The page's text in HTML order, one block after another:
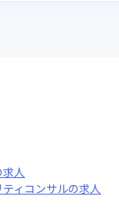
求人
ィコンサルの求人